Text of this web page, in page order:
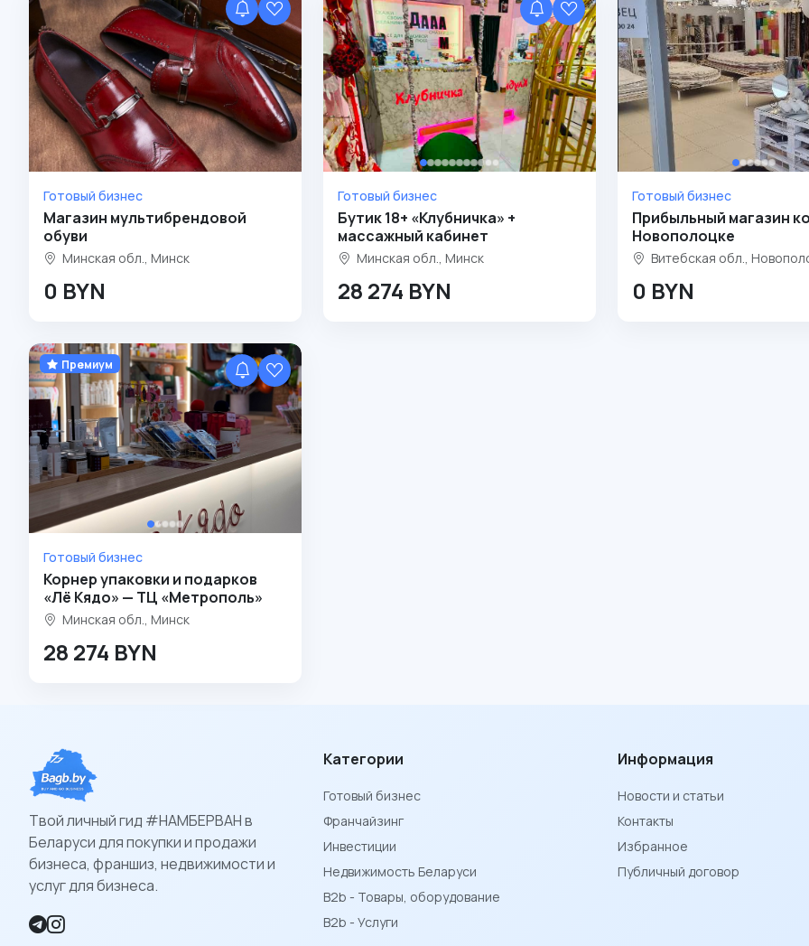
Готовый бизнес
Магазин мультибрендовой
обуви
Минская обл., Минск
0 BYN
Готовый бизнес
Бутик 18+ «Клубничка» +
массажный кабинет
Минская обл., Минск
28 274 BYN
Готовый бизнес
Прибыльный магазин
Новополоцке
Витебская обл.,
0 BYN
Премиум
Готовый бизнес
Корнер упаковки и подарков
«Лё Кядо» — ТЦ «Метрополь»
Минская обл., Минск
28 274 BYN
Твой личный гид #НАМБЕРВАН в
Беларуси для покупки и продажи
бизнеса, франшиз, недвижимости и
услуг для бизнеса.
Категории
Готовый бизнес
Франчайзинг
Инвестиции
Недвижимость Беларуси
B2b - Товары, оборудование
B2b - Услуги
Информация
Новости и статьи
Контакты
Избранное
Публичный договор